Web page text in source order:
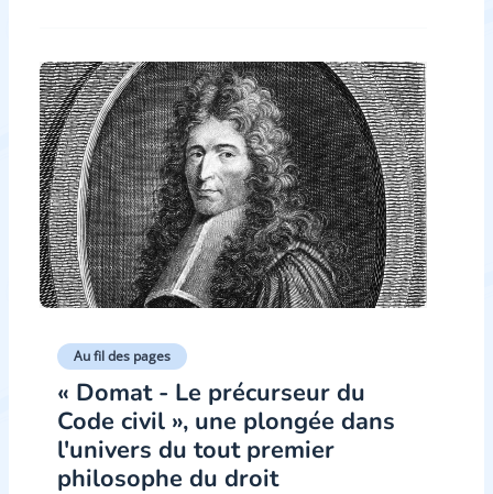
Au fil des pages
« Domat - Le précurseur du
Code civil », une plongée dans
l'univers du tout premier
philosophe du droit